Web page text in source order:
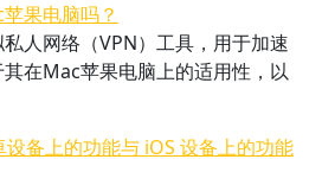
果电脑吗？
人网络（VPN）工具，用于加速
在Mac苹果电脑上的适用性，以
备上的功能与 iOS 设备上的功能